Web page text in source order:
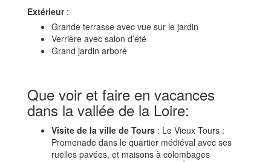
Extérieur :
Grande terrasse avec vue sur le jardin
Verrière avec salon d’été
Grand jardin arboré
Que voir et faire en vacances
dans la vallée de la Loire:
Visite de la ville de Tours : Le Vieux Tours :
Promenade dans le quartier médiéval avec ses
ruelles pavées, et maisons à colombages